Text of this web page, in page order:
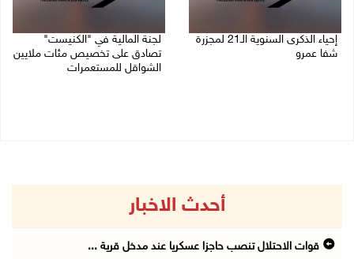
إحياء الذكرى السنوية الـ21 لمجزرة
شفا عمرو
لجنة المالية في "الكنيست"
تصادق على تخصيص مئات ملايين
الشواقل للمستعمرات
أحدث الاخبار
قوات الاحتلال تنصب حاجزا عسكريا عند مدخل قرية ...